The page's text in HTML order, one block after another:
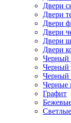
Двери
Двери
Двери
Двери
Двери
Двери
Черный
Черный
Черный
Черные
Графит
Светлые